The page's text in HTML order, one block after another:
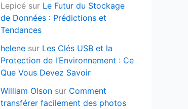
Lepicé sur Le Futur du Stockage
de Données : Prédictions et
Tendances
helene sur Les Clés USB et la
Protection de l’Environnement : Ce
Que Vous Devez Savoir
William Olson sur Comment
transférer facilement des photos